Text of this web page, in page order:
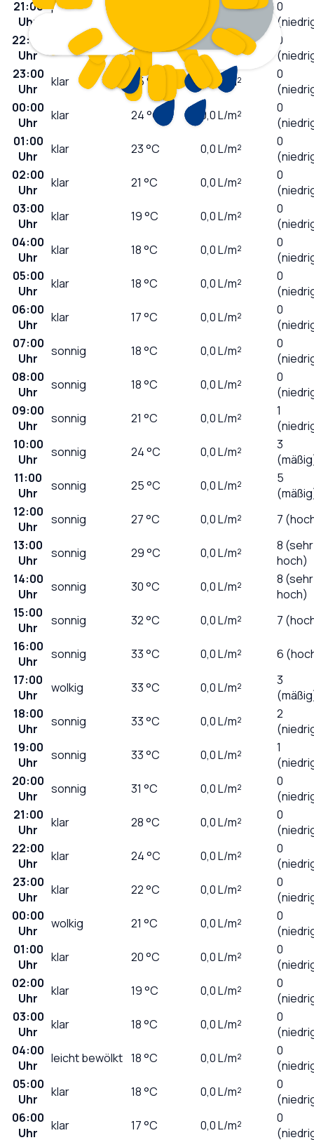
21:00
Uhr
klar 0,0 L/m²
0
22:00
Uhr
klar 26°C 0,0L/m²
0
23:00
Uhr
klar 25°C 0,0 L/m²
0
00:00
Uhr
klar 24°C 0,0L/m²
0
01:00
Uhr
klar 23°C 0,0L/m²
0
02:00
Uhr
klar 21 °C 0,0L/m²
0
03:00
Uhr
klar 19°C 0,0L/m²
0
04:00
Uhr
klar 18°C 0,0L/m²
0
05:00
Uhr
klar 18°C 0,0L/m²
0
06:00
Uhr
klar 17°C 0,0L/m²
0
07:00
Uhr
sonnig 18°C 0,0L/m²
0
08:00
Uhr
sonnig 18°C 0,0L/m²
0
09:00
Uhr
sonnig 21 °C 0,0L/m²
1
10:00
Uhr
sonnig 24°C 0,0L/m²
3
11:00
Uhr
sonnig 25°C 0,0L/m²
5
12:00
Uhr
sonnig 27°C 0,0L/m²
7
13:00
Uhr
sonnig 29°C 0,0L/m²
8 (sehr
hoch)
14:00
Uhr
sonnig 30°C 0,0L/m²
8 (sehr
hoch)
15:00
Uhr
sonnig 32°C 0,0L/m²
7
16:00
Uhr
sonnig 33°C 0,0L/m²
6
17:00
Uhr
wolkig 33°C 0,0L/m²
3
18:00
Uhr
sonnig 33°C 0,0L/m²
2
19:00
Uhr
sonnig 33°C 0,0L/m²
1
20:00
Uhr
sonnig 31 °C 0,0L/m²
0
21:00
Uhr
klar 28°C 0,0L/m²
0
22:00
Uhr
klar 24°C 0,0L/m²
0
23:00
Uhr
klar 22°C 0,0L/m²
0
00:00
Uhr
wolkig 21 °C 0,0L/m²
0
01:00
Uhr
klar 20°C 0,0L/m²
0
02:00
Uhr
klar 19°C 0,0L/m²
0
03:00
Uhr
klar 18°C 0,0L/m²
0
04:00
Uhr
leicht bewölkt 18°C 0,0L/m²
0
05:00
Uhr
klar 18°C 0,0L/m²
0
06:00
Uhr
klar 17°C 0,0L/m²
0